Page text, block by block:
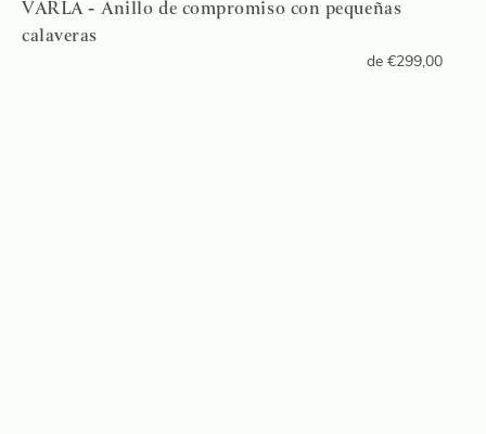
VARLA - Anillo de compromiso con pequeñas
calaveras
de €299,00